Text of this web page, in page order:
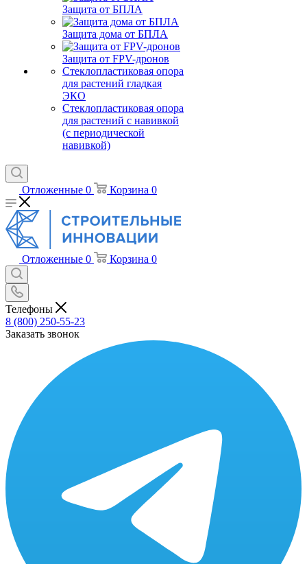
Защита от БПЛА
Защита дома от БПЛА
Защита от FPV-дронов
Стеклопластиковая опора
для растений гладкая
ЭКО
Стеклопластиковая опора
для растений с навивкой
(с периодической
навивкой)
Отложенные 0 Корзина 0
Отложенные 0 Корзина 0
Телефоны
8 (800) 250-55-23
Заказать звонок